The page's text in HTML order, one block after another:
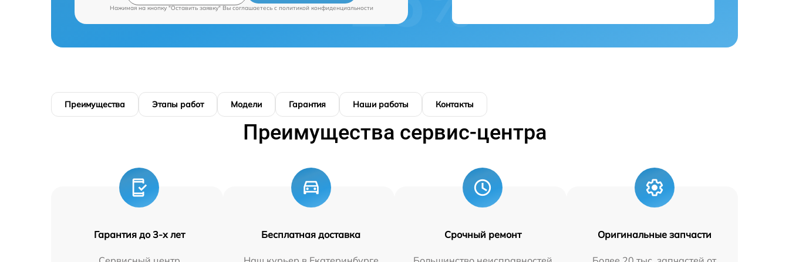
Нажимая на кнопку "Оставить заявку" Вы соглашаетесь c политикой конфиденциальности
Преимущества Этапы работ Модели Гарантия Наши работы Контакты
Преимущества сервис-центра
Гарантия до 3-х лет Бесплатная доставка Срочный ремонт Оригинальные запчасти